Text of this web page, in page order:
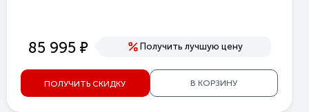
85 995 е Получить лучшую цену
ПОЛУЧИТЬ СКИДКУ В КОРЗИНУ